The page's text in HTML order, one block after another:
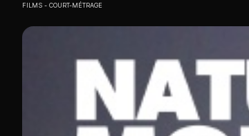
FILMS COURT-MÉTRAGE